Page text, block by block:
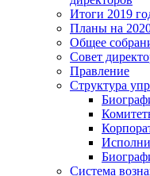
Итоги 2019
Планы на
Общее
Совет
Правление
Структура
Система